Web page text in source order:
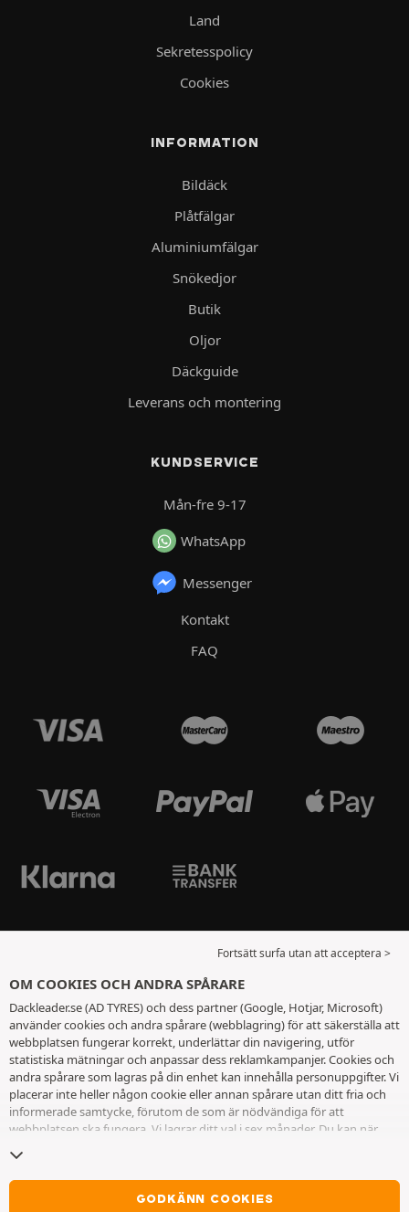
Land
Sekretesspolicy
Cookies
INFORMATION
Bildäck
Plåtfälgar
Aluminiumfälgar
Snökedjor
Butik
Oljor
Däckguide
Leverans och montering
KUNDSERVICE
Mån-fre 9-17
WhatsApp
Messenger
Kontakt
FAQ
Fortsätt surfa utan att acceptera >
OM COOKIES OCH ANDRA SPÅRARE
Dackleader.se (AD TYRES) och dess partner (Google, Hotjar, Microsoft)
använder cookies och andra spårare (webblagring) för att säkerställa att
webbplatsen fungerar korrekt, underlättar din navigering, utför
statistiska mätningar och anpassar dess reklamkampanjer. Cookies och
andra spårare som lagras på din enhet kan innehålla personuppgifter. Vi
placerar inte heller någon cookie eller annan spårare utan ditt fria och
informerade samtycke, förutom de som är nödvändiga för att
webbplatsen ska fungera. Vi lagrar ditt val i sex månader. Du kan när
andra spårare
cookies eller andra spårare. Vägran hindrar inte tillgång till tjänsterna
AD TYRES. För ytterligare information hänvisar vi till
GODKÄNN COOKIES